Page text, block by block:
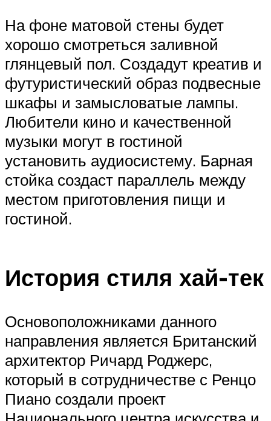
На фоне матовой стены будет
хорошо смотреться заливной
глянцевый пол. Создадут креатив и
футуристический образ подвесные
шкафы и замысловатые лампы.
Любители кино и качественной
музыки могут в гостиной
установить аудиосистему. Барная
стойка создаст параллель между
местом приготовления пищи и
гостиной.
История стиля хай-тек
Основоположниками данного
направления является Британский
архитектор Ричард Роджерс,
который в сотрудничестве с Ренцо
Пиано создали проект